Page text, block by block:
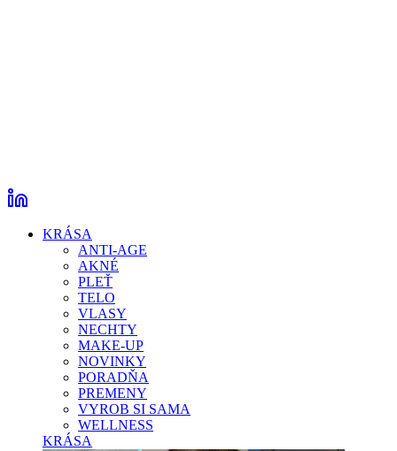
KRÁSA
ANTI-AGE
AKNÉ
PLEŤ
TELO
VLASY
NECHTY
MAKE-UP
NOVINKY
PORADŇA
PREMENY
VYROB SI SAMA
WELLNESS
KRÁSA